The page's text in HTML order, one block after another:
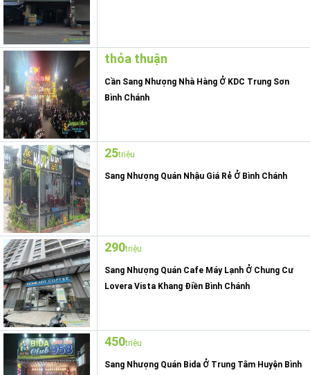
thỏa thuận
Cần Sang Nhượng Nhà Hàng Ở KDC Trung Sơn
Bình Chánh
25triệu
Sang Nhượng Quán Nhậu Giá Rẻ Ở Bình Chánh
290triệu
Sang Nhượng Quán Cafe Máy Lạnh Ở Chung Cư
Lovera Vista Khang Điền Bình Chánh
450triệu
Sang Nhượng Quán Bida Ở Trung Tâm Huyện Bình